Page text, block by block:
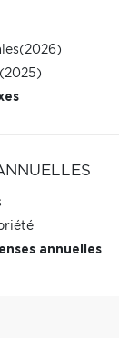
(2026)
annuelles